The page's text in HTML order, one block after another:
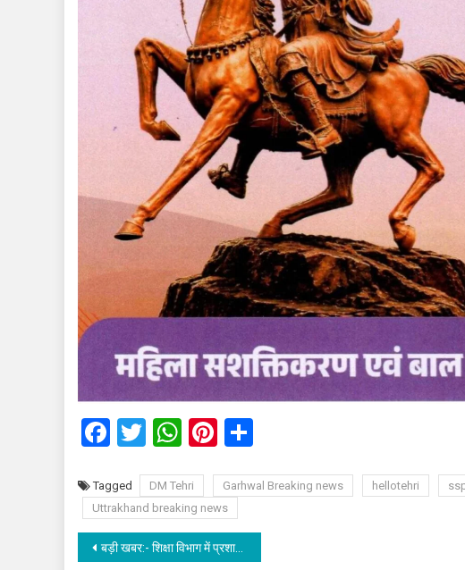
Facebook
Twitter
WhatsApp
Pinterest
Tagged DM Tehri Garhwal Breaking news hellotehri
Uttrakhand breaking news
Post
बड़ी खबर:- शिक्षा विभाग में प्रशासनिक अधिकारियों के बम्पर प्रमोशन, देखिए लिस्ट।